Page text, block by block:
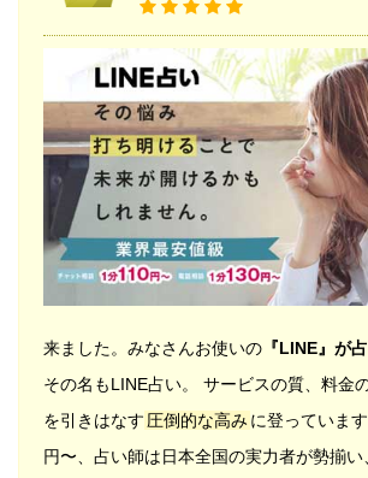
来ました。みなさんお使いの 『LINE』が
その名もLINE占い。 サービスの質、料金
を引きはなす 圧倒的な高みに登っていま
円〜、占い師は日本全国の実力者が勢揃